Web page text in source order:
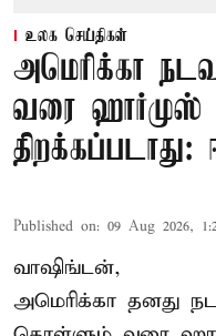
உலக செய்திகள்
அமெரிக்கா
வரை ஹார்முஸ்
Published on: 09 Aug 2026,
வாஷிங்டன்,
அமெரிக்கா தனது